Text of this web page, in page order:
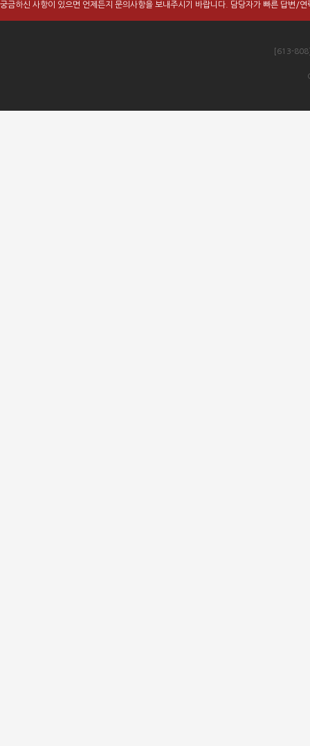
궁금하신 사항이 있으면 언제든지 문의사항을 보내주시기 바랍니다. 담당자가 빠른 답변/연
[613-